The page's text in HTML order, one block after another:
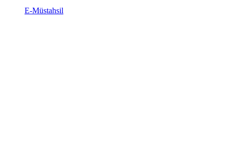
E-Müstahsil